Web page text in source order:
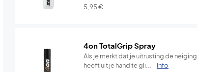
Info
5,95€
4on TotalGrip Spray
Als je merkt dat je uitrusting de neiging
heeft uit je hand te gli...
Info